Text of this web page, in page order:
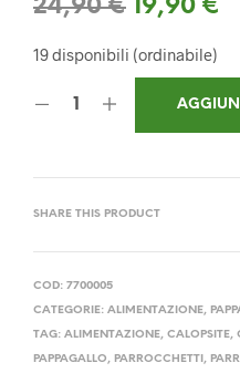
24,90€ Il
prezzo
era:
19,90 €
è:
19 disponibili (ordinabile)
SHARE THIS PRODUCT
COD: 7700005
CATEGORIE: ALIMENTAZIONE,
TAG: ALIMENTAZIONE, CALOPSITE,
PAPPAGALLO, PARROCCHETTI,